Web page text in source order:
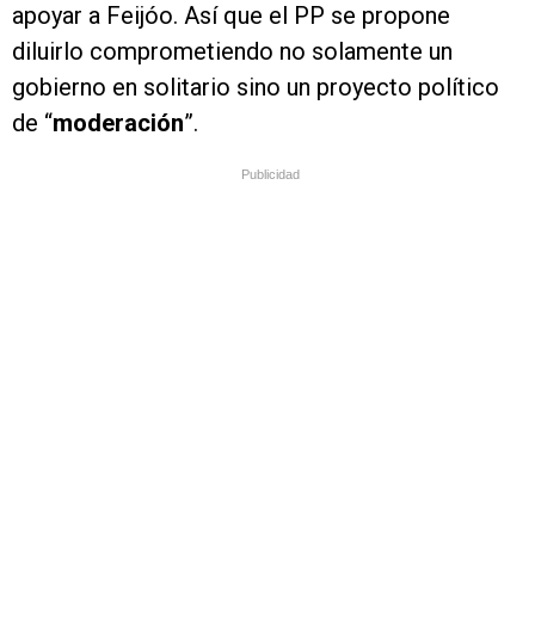
apoyar a Feijóo. Así que el PP se propone
diluirlo comprometiendo no solamente un
gobierno en solitario sino un proyecto político
de “moderación”.
Publicidad